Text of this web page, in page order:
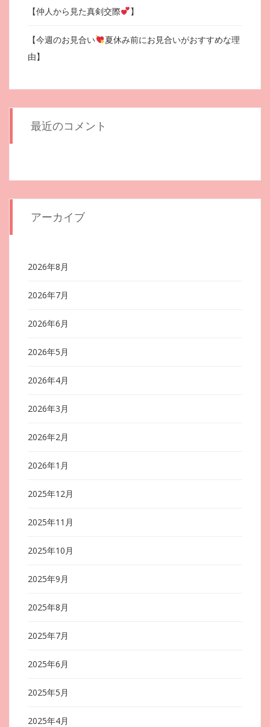
【仲人から見た真剣交際 】
【今週のお見合い
夏休み前にお見合いがおすすめな理
由】
最近のコメント
アーカイブ
2026年8月
2026年7月
2026年6月
2026年5月
2026年4月
2026年3月
2026年2月
2026年1月
2025年12月
2025年11月
2025年10月
2025年9月
2025年8月
2025年7月
2025年6月
2025年5月
2025年4月